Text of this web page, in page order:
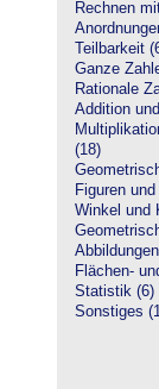
Rechnen
Teilbarkeit
Ganze
Rationale
Addition
(18)
Figuren
Winkel und
Flächen-
Statistik (6)
Sonstiges